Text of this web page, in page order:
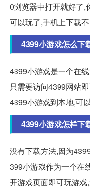
0浏览器中打开就好了,
可以玩了,手机上下载
4399小游戏怎么下
4399小游戏是一个在
只需要访问4399网站
4399小游戏到本地,可
4399小游戏怎样下
没有下载方法,因为
399小游戏作为一个在
开游戏页面即可玩游戏